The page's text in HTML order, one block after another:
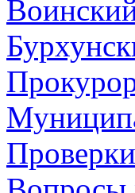
Проверки